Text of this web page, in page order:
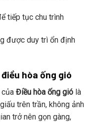
tiếp tục chu trình
được duy trì ổn định
hòa ống gió
Điều hòa ống gió là
trên trần, không ảnh
trở nên gọn gàng,